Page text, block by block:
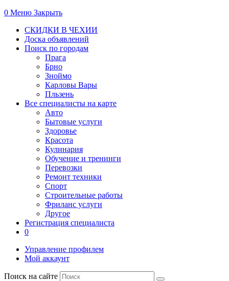
0 Меню Закрыть
СКИДКИ В ЧЕХИИ
Доска объявлений
Поиск по городам
Прага
Брно
Зноймо
Карловы Вары
Пльзень
Все специалисты на карте
Авто
Бытовые услуги
Здоровье
Красота
Кулинария
Обучение и тренинги
Перевозки
Ремонт техники
Спорт
Строительные работы
Фриланс услуги
Другое
Регистрация специалиста
0
Управление профилем
Мой аккаунт
Поиск на сайте